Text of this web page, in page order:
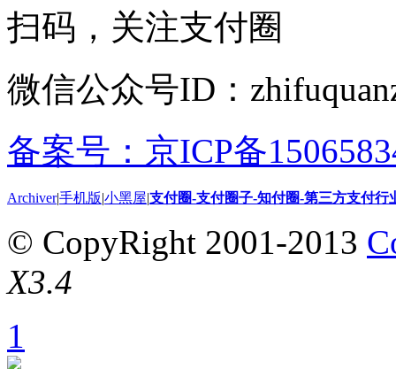
扫码，关注支付圈
微信公众号ID：
备案号：京ICP备
Archiver|手机版|小黑屋|支付圈-支付圈子-知付圈-第三方支付行
© CopyRight 2001-2013
X3.4
1